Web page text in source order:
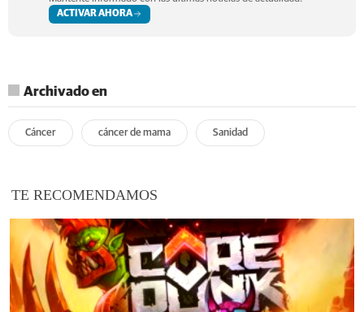
ACTIVAR AHORA
Archivado en
Cáncer cáncer de mama Sanidad
TE RECOMENDAMOS